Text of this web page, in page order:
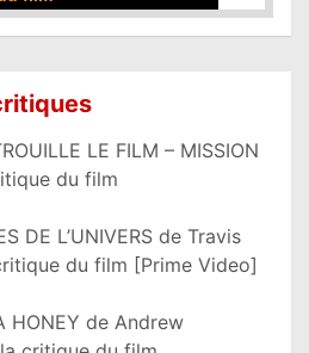
LE FILM – MISSION
du film
DE L’UNIVERS de Travis
du film [Prime Video]
HONEY de Andrew